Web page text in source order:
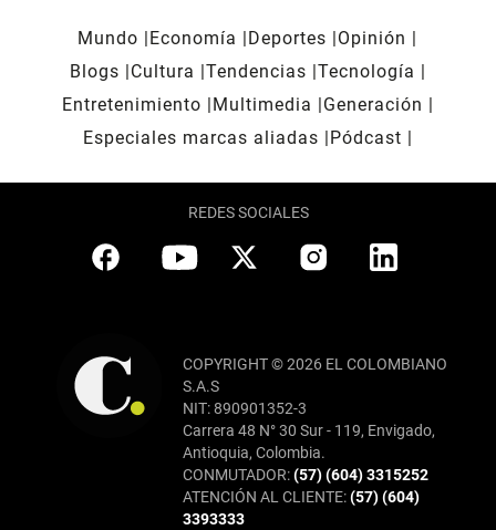
Mundo Economía Deportes
Opinión
Blogs
Cultura Tendencias Tecnología
Entretenimiento
Multimedia
Generación
Especiales marcas aliadas
Pódcast
REDES SOCIALES
COPYRIGHT © 2026 EL COLOMBIANO
S.A.S
NIT: 890901352-3
Carrera 48 N° 30 Sur - 119, Envigado,
Antioquia, Colombia.
CONMUTADOR:(57) (604) 3315252
ATENCIÓN AL CLIENTE:(57) (604)
3393333